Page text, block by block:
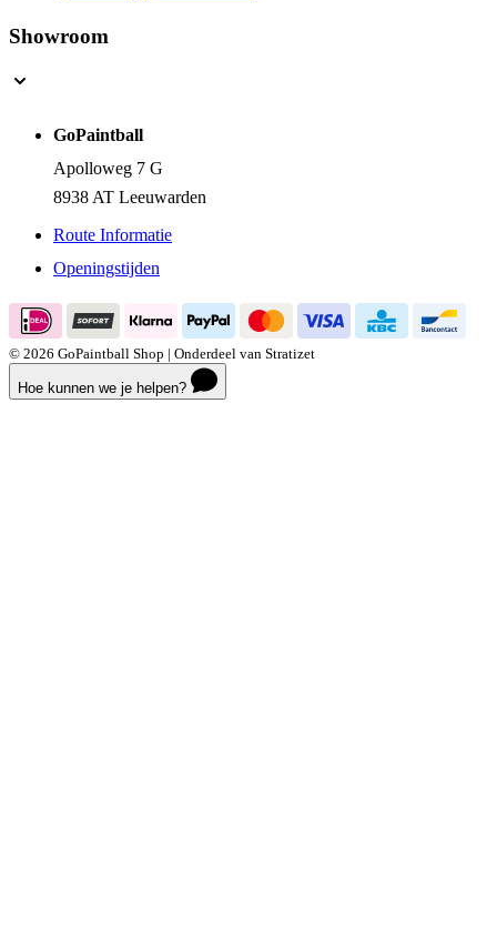
Showroom
GoPaintball
Apolloweg 7 G
8938 AT Leeuwarden
Route Informatie
Openingstijden
© 2026 GoPaintball Shop | Onderdeel van Stratizet
Hoe kunnen we je helpen?